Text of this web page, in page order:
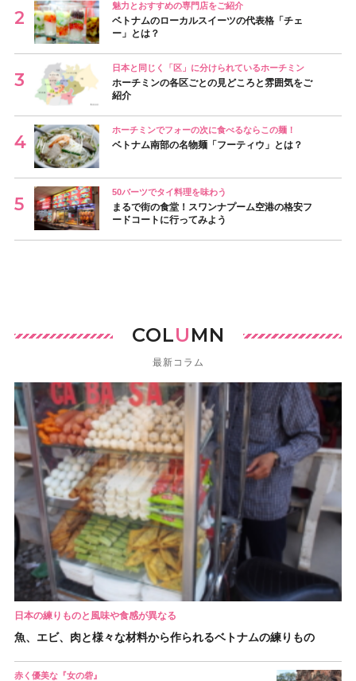
魅力とおすすめの専門店をご紹介
ベトナムのローカルスイーツの代表格「チェ
ー」とは？
日本と同じく「区」に分けられているホーチミン
ホーチミンの各区ごとの見どころと雰囲気をご
紹介
ホーチミンでフォーの次に食べるならこの麺！
ベトナム南部の名物麺「フーティウ」とは？
50バーツでタイ料理を味わう
まるで街の食堂！スワンナプーム空港の格安フ
ードコートに行ってみよう
COLUMN
最新コラム
日本の練りものと風味や食感が異なる
魚、エビ、肉と様々な材料から作られるベトナムの練りもの
赤く優美な『女の砦』